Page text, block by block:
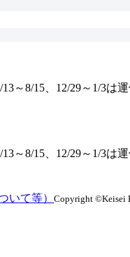
～8/15、12/29～1/3は運
～8/15、12/29～1/3は運
いて等） Copyright ©Keisei